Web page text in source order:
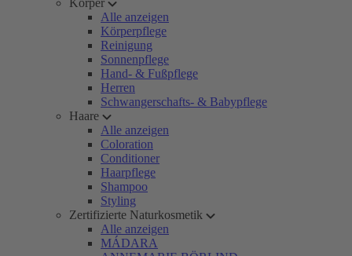
Körper
Alle anzeigen
Körperpflege
Reinigung
Sonnenpflege
Hand- & Fußpflege
Herren
Schwangerschafts- & Babypflege
Haare
Alle anzeigen
Coloration
Conditioner
Haarpflege
Shampoo
Styling
Zertifizierte Naturkosmetik
Alle anzeigen
MÁDARA